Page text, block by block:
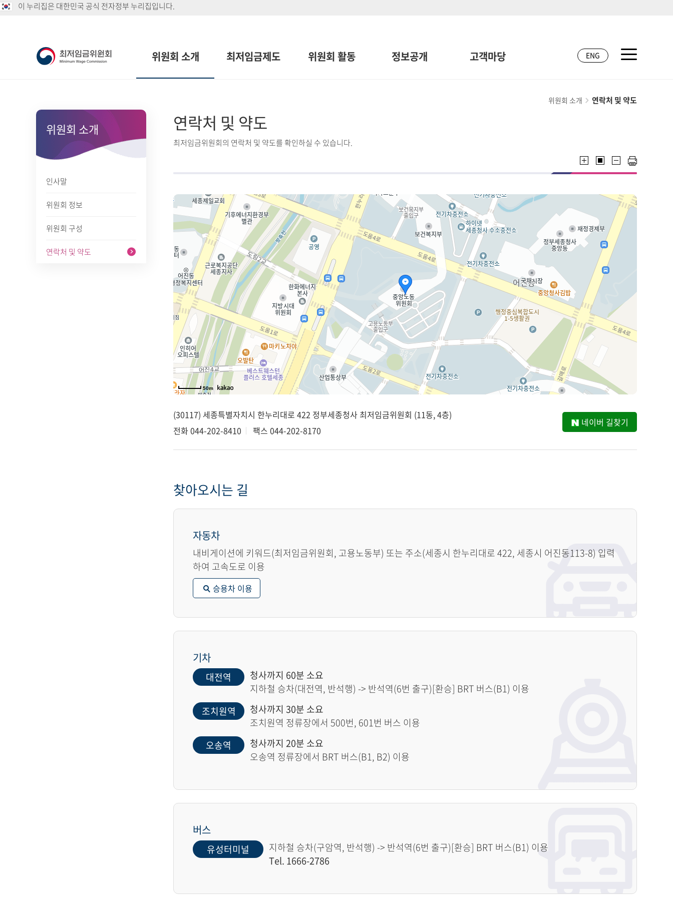
이 누리집은 대한민국 공식 전자정부 누리집입니다.
위원회 소개 최저임금제도 위원회 활동 정보공개 고객마당 ENG
위원회 소개
인사말
위원회 정보
위원회 구성
연락처 및 약도
위원회 소개 연락처 및 약도
연락처 및 약도
최저임금위원회의 연락처 및 약도를 확인하실 수 있습니다.
50m
(30117) 세종특별자치시 한누리대로 422 정부세종청사 최저임금위원회 (11동, 4층)
전화044-202-8410 팩스 044-202-8170
네이버 길찾기
찾아오시는 길
자동차
내비게이션에 키워드(최저임금위원회, 고용노동부) 또는 주소(세종시 한누리대로 422, 세종시 어진동113-8) 입력
하여 고속도로 이용
승용차 이용
기차
대전역
청사까지 60분 소요
지하철 승차(대전역, 반석행) -> 반석역(6번 출구)[환승] BRT 버스(B1) 이용
조치원역
청사까지 30분 소요
조치원역 정류장에서 500번, 601번 버스 이용
오송역
청사까지 20분 소요
오송역 정류장에서 BRT 버스(B1, B2) 이용
버스
유성터미널
지하철 승차(구암역, 반석행) -> 반석역(6번 출구)[환승] BRT 버스(B1) 이용
Tel. 1666-2786